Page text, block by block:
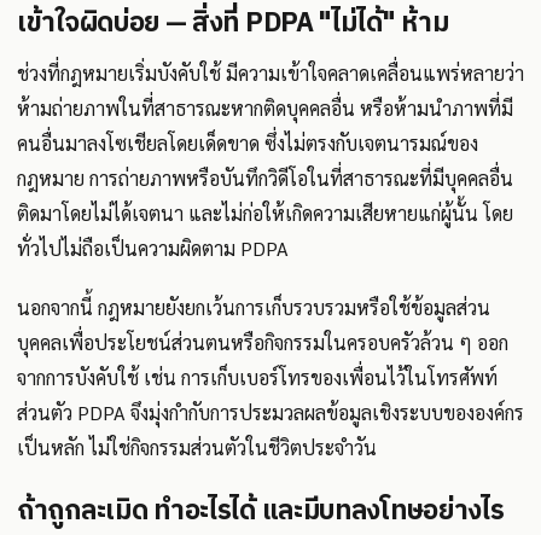
เข้าใจผิดบ่อย — สิ่งที่ PDPA "ไม่ได้" ห้าม
ช่วงที่กฎหมายเริ่มบังคับใช้ มีความเข้าใจคลาดเคลื่อนแพร่หลายว่า
ห้ามถ่ายภาพในที่สาธารณะหากติดบุคคลอื่น หรือห้ามนำภาพที่มี
คนอื่นมาลงโซเชียลโดยเด็ดขาด ซึ่งไม่ตรงกับเจตนารมณ์ของ
กฎหมาย การถ่ายภาพหรือบันทึกวิดีโอในที่สาธารณะที่มีบุคคลอื่น
ติดมาโดยไม่ได้เจตนา และไม่ก่อให้เกิดความเสียหายแก่ผู้นั้น โดย
ทั่วไปไม่ถือเป็นความผิดตาม PDPA
นอกจากนี้ กฎหมายยังยกเว้นการเก็บรวบรวมหรือใช้ข้อมูลส่วน
บุคคลเพื่อประโยชน์ส่วนตนหรือกิจกรรมในครอบครัวล้วน ๆ ออก
จากการบังคับใช้ เช่น การเก็บเบอร์โทรของเพื่อนไว้ในโทรศัพท์
ส่วนตัว PDPA จึงมุ่งกำกับการประมวลผลข้อมูลเชิงระบบขององค์กร
เป็นหลัก ไม่ใช่กิจกรรมส่วนตัวในชีวิตประจำวัน
ถ้าถูกละเมิด ทำอะไรได้ และมีบทลงโทษอย่างไร